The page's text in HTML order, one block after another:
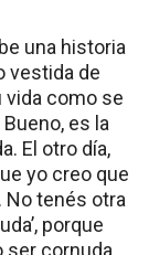
una historia
vestida de
vida como se
es la
El otro día,
yo creo que
No tenés otra
porque
cornuda,